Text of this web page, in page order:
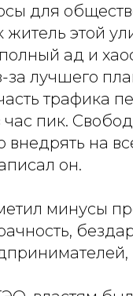
для
этой
ад и
лучшего
трафика
пик.
внедрять на
он.
минусы